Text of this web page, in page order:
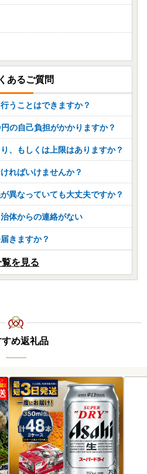
あるご質問
うことはできますか？
の自己負担がかかりますか？
、もしくは上限はありますか？
ればいけませんか？
異なっていても大丈夫ですか？
体からの連絡がない
きますか？
を見る
め返礼品